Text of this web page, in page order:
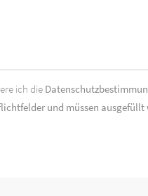
ich die
und müssen ausgefüllt